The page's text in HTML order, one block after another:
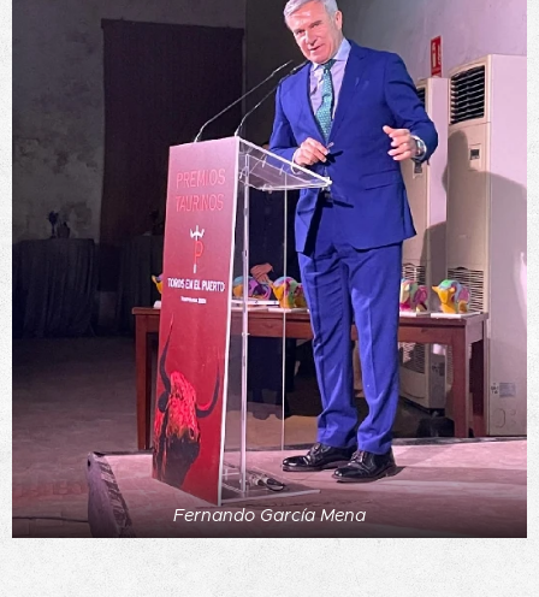
Fernando García Mena